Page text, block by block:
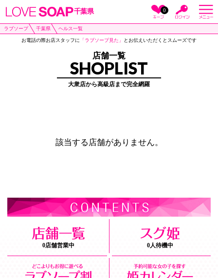
千葉県 0
ラブソープ 千葉県 ヘルス一覧
お電話の際お店スタッフに 「ラブソープ見た」 とお伝えいただくとスムーズです
店舗一覧
SHOPLIST
大衆店から高級店まで完全網羅
該当する店舗がありません。
0店舗営業中 0人待機中